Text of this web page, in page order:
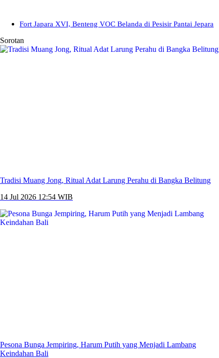
Fort Japara XVI, Benteng VOC Belanda di Pesisir Pantai Jepara
Sorotan
Tradisi Muang Jong, Ritual Adat Larung Perahu di Bangka Belitung
14 Jul 2026 12:54 WIB
Pesona Bunga Jempiring, Harum Putih yang Menjadi Lambang
Keindahan Bali